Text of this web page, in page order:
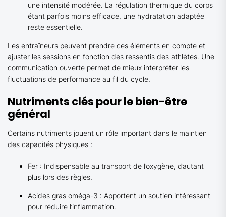
une intensité modérée. La régulation thermique du corps
étant parfois moins efficace, une hydratation adaptée
reste essentielle.
Les entraîneurs peuvent prendre ces éléments en compte et
ajuster les sessions en fonction des ressentis des athlètes. Une
communication ouverte permet de mieux interpréter les
fluctuations de performance au fil du cycle.
Nutriments clés pour le bien-être
général
Certains nutriments jouent un rôle important dans le maintien
des capacités physiques :
Fer : Indispensable au transport de l’oxygène, d’autant
plus lors des règles.
Acides gras oméga-3 : Apportent un soutien intéressant
pour réduire l’inflammation.